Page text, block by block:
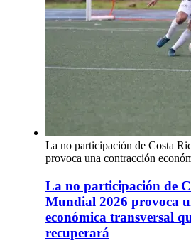
La no participación de Costa
provoca una contracción
La no participación de
Mundial 2026 provoca
económica transversal
recuperará